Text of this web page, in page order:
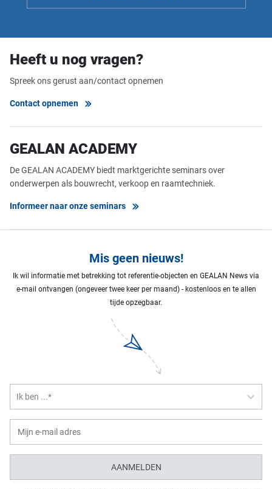
Heeft u nog vragen?
Spreek ons gerust aan/contact opnemen
Contact opnemen
GEALAN ACADEMY
De GEALAN ACADEMY biedt marktgerichte seminars over
onderwerpen als bouwrecht, verkoop en raamtechniek.
Informeer naar onze seminars
Mis geen nieuws!
Ik wil informatie met betrekking tot referentie-objecten en GEALAN News via
e-mail ontvangen (ongeveer twee keer per maand) - kostenloos en te allen
tijde opzegbaar.
Ik ben ...*
AANMELDEN